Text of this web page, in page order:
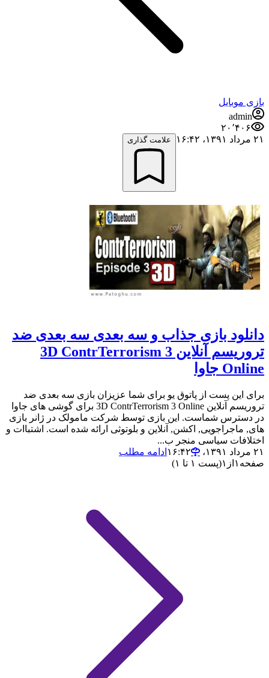
بازی موبایل
admin
۲۰٬۴۰۶
۲۱ مرداد ۱۳۹۱،‏ ۱۶:۴۲
علامت گذاری
دانلود بازی جذاب و سه بعدی سه بعدی ضد
تروریسم آنلاین 3D ContrTerrorism 3
Online جاوا
برای این پست از پاتوق یو برای شما عزیزان بازی سه بعدی ضد
تروریسم آنلاین 3D ContrTerrorism 3 Online برای گوشی های جاوا
در دسترس شماست. این بازی توسط شرکت مامولک در ژانر بازی
های, ماجراجویی, اکشن, آنلاین و بلوتوثی ارائه شده است. اشتباات و
اختلافات سیاسی منجر ب...
۲۱ مرداد ۱۳۹۱،‏ ۱۶:۴۲
ادامه مطلب
صفحه ۱ از ۱(پست ۱ تا ۱)